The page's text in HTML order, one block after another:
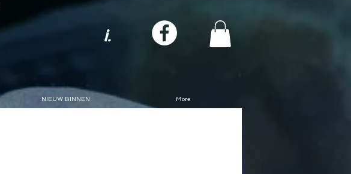
i.
NIEUW BINNEN More